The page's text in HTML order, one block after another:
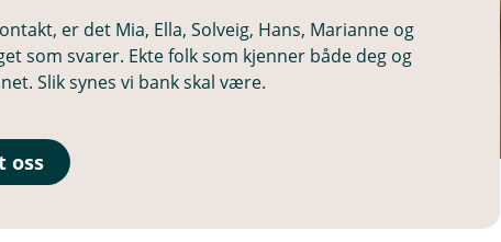
er det Mia, Ella, Solveig, Hans, Marianne og
som svarer. Ekte folk som kjenner både deg og
Slik synes vi bank skal være.
oss